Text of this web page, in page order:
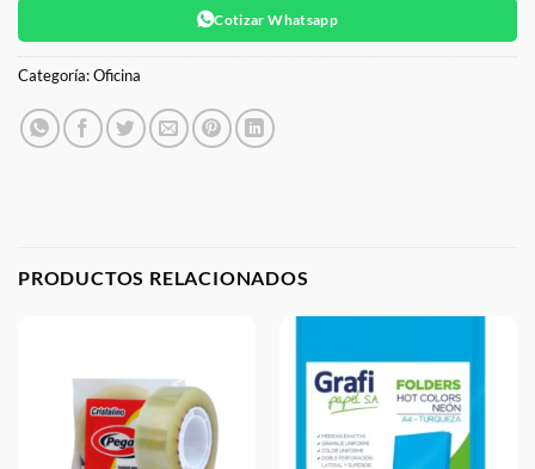
Cotizar Whatsapp
Categoría:Oficina
PRODUCTOS RELACIONADOS